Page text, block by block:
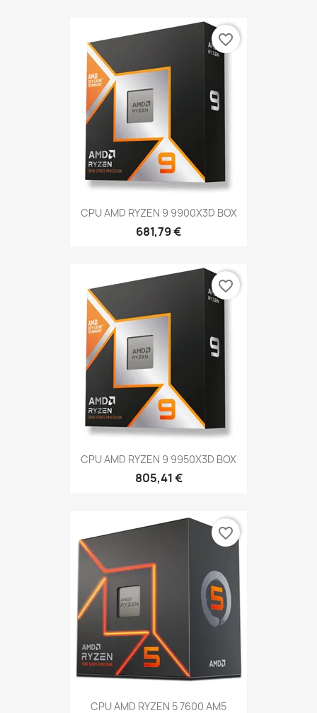
CPU AMD RYZEN 9 9900X3D BOX
681,79 €
favorite_border
CPU AMD RYZEN 9 9950X3D BOX
805,41 €
favorite_border
CPU AMD RYZEN 5 7600 AM5
favorite_border